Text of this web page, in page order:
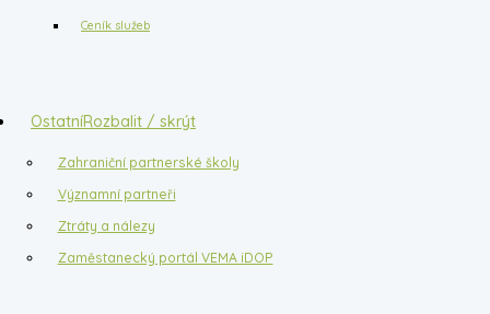
Ceník služeb
OstatníRozbalit / skrýt
Zahraniční partnerské školy
Významní partneři
Ztráty a nálezy
Zaměstanecký portál VEMA iDOP